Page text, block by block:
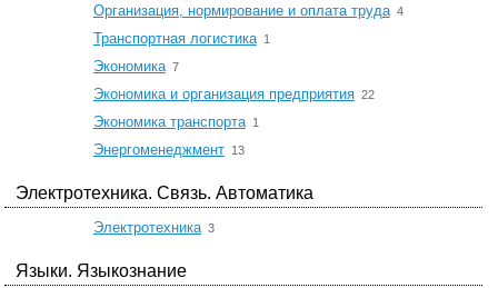
Организация, нормирование и оплата труда 4
Транспортная логистика 1
Экономика 7
Экономика и организация предприятия 22
Экономика транспорта 1
Энергоменеджмент 13
Электротехника. Связь. Автоматика
Электротехника 3
Языки. Языкознание